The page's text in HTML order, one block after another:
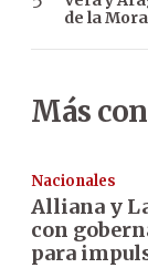
de la Mora
Más
Nacionales
Alliana y
con
para